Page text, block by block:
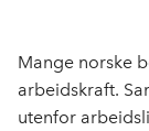
Mange norske
arbeidskraft.
utenfor